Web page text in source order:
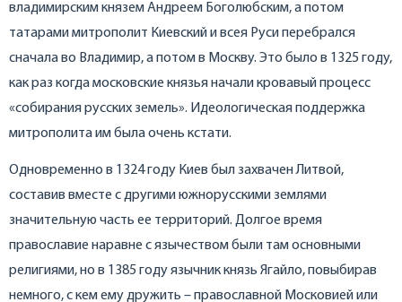
владимирским князем Андреем Боголюбским, а потом
татарами митрополит Киевский и всея Руси перебрался
сначала во Владимир, а потом в Москву. Это было в 1325 году,
как раз когда московские князья начали кровавый процесс
«собирания русских земель». Идеологическая поддержка
митрополита им была очень кстати.
Одновременно в 1324 году Киев был захвачен Литвой,
составив вместе с другими южнорусскими землями
значительную часть ее территорий. Долгое время
православие наравне с язычеством были там основными
религиями, но в 1385 году язычник князь Ягайло, повыбирав
немного, с кем ему дружить – православной Московией или